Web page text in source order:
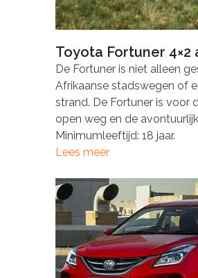
Toyota Fortuner 4×2
De Fortuner is niet alleen
Afrikaanse stadswegen of
strand. De Fortuner is voor
open weg en de
Minimumleeftijd: 18 jaar.
Lees meer